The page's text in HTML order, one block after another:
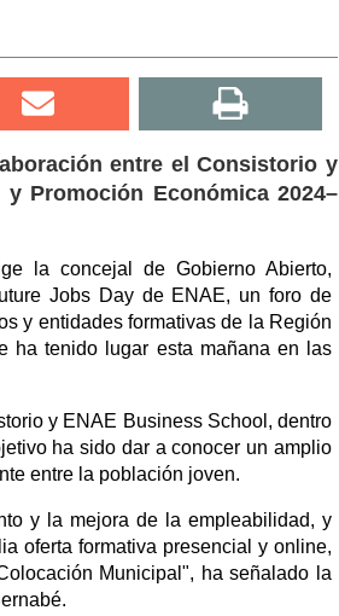
entre el Consistorio y
Promoción Económica 2024–
la concejal de Gobierno Abierto,
Jobs Day de ENAE, un foro de
y entidades formativas de la Región
ha tenido lugar esta mañana en las
y ENAE Business School, dentro
ha sido dar a conocer un amplio
entre la población joven.
y la mejora de la empleabilidad, y
oferta formativa presencial y online,
Municipal", ha señalado la